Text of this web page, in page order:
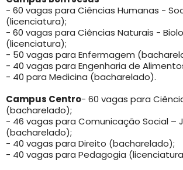
- 60 vagas para Ciências Humanas -
(licenciatura);
- 60 vagas para Ciências Naturais -
(licenciatura);
- 50 vagas para Enfermagem
- 40 vagas para Engenharia de
- 40 para Medicina (bacharelado).
Campus Centro- 60 vagas para
(bacharelado);
- 46 vagas para Comunicação Social –
(bacharelado);
- 40 vagas para Direito (bacharelado);
- 40 vagas para Pedagogia